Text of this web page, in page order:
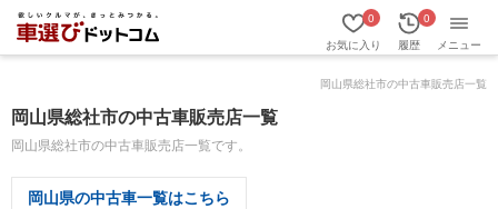
お気に入り
0
履歴
0
メニュー
岡山県総社市の中古車販売店一覧
岡山県総社市の中古車販売店一覧
岡山県総社市の中古車販売店一覧です。
岡山県の中古車一覧はこちら